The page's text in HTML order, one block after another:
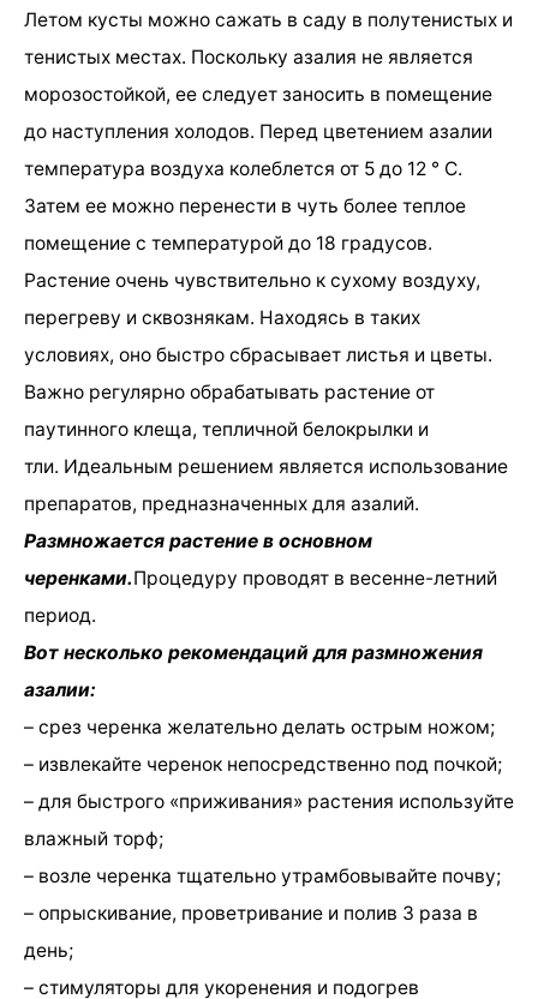
Летом кусты можно сажать в саду в полутенистых и
тенистых местах. Поскольку азалия не является
морозостойкой, ее следует заносить в помещение
до наступления холодов. Перед цветением азалии
температура воздуха колеблется от 5 до 12 ° С.
Затем ее можно перенести в чуть более теплое
помещение с температурой до 18 градусов.
Растение очень чувствительно к сухому воздуху,
перегреву и сквознякам. Находясь в таких
условиях, оно быстро сбрасывает листья и цветы.
Важно регулярно обрабатывать растение от
паутинного клеща, тепличной белокрылки и
тли. Идеальным решением является использование
препаратов, предназначенных для азалий.
Размножается растение в основном
черенками.Процедуру проводят в весенне-летний
период.
Вот несколько рекомендаций для размножения
азалии:
– срез черенка желательно делать острым ножом;
– извлекайте черенок непосредственно под почкой;
– для быстрого «приживания» растения используйте
влажный торф;
– возле черенка тщательно утрамбовывайте почву;
– опрыскивание, проветривание и полив 3 раза в
день;
– стимуляторы для укоренения и подогрев